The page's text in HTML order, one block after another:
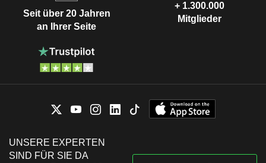
Seit über 20 Jahren
an Ihrer Seite
+ 1.300.000
Mitglieder
UNSERE EXPERTEN
SIND FÜR SIE DA